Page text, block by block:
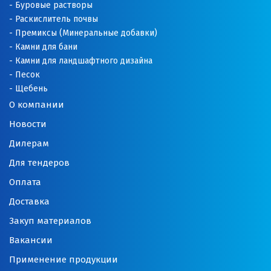
Оренбург
Орехово-Зуево
П
Павловский Посад
Пенза
Пермь
Походилова
Псков
О компании
Новости
Дилерам
Для тендеров
Оплата
Доставка
Закуп материалов
Вакансии
Применение продукции
Буровые растворы
Раскислитель почвы
Премиксы (Минеральные добавки)
Камни для бани
Камни для ландшафтного дизайна
Песок
Щебень